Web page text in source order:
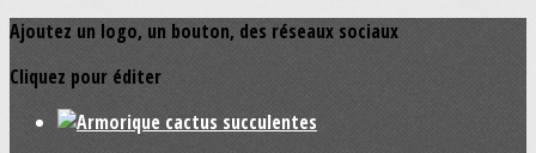
Ajoutez un logo, un bouton, des réseaux sociaux
Cliquez pour éditer